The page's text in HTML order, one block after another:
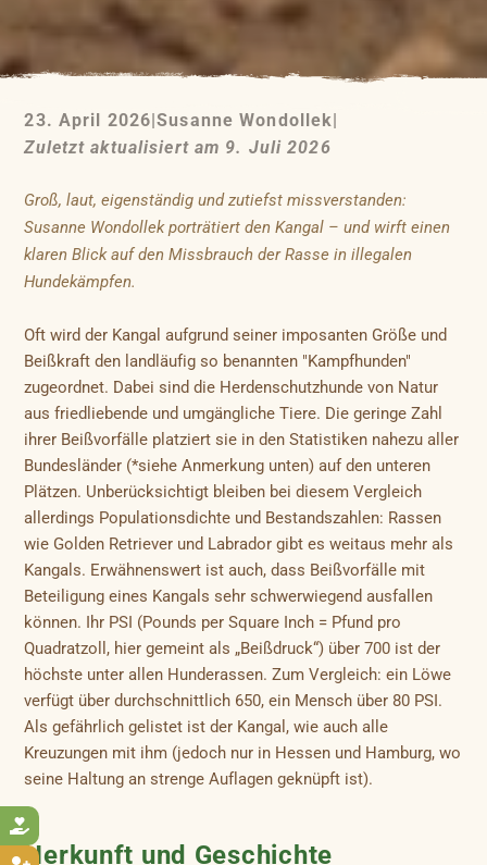

23. April 2026 |Susanne Wondollek
Zuletzt aktualisiert am 9. Juli 2026
Groß, laut, eigenständig und zutiefst missverstanden:
Susanne Wondollek porträtiert den Kangal – und wirft einen
klaren Blick auf den Missbrauch der Rasse in illegalen
Hundekämpfen.
Oft wird der Kangal aufgrund seiner imposanten Größe und
Beißkraft den landläufig so benannten "Kampfhunden"
zugeordnet. Dabei sind die Herdenschutzhunde von Natur
aus friedliebende und umgängliche Tiere. Die geringe Zahl
ihrer Beißvorfälle platziert sie in den Statistiken nahezu aller
Bundesländer (*siehe Anmerkung unten) auf den unteren
Plätzen. Unberücksichtigt bleiben bei diesem Vergleich
allerdings Populationsdichte und Bestandszahlen: Rassen
wie Golden Retriever und Labrador gibt es weitaus mehr als
Kangals. Erwähnenswert ist auch, dass Beißvorfälle mit
Beteiligung eines Kangals sehr schwerwiegend ausfallen
können. Ihr PSI (Pounds per Square Inch = Pfund pro
Quadratzoll, hier gemeint als „Beißdruck“) über 700 ist der
höchste unter allen Hunderassen. Zum Vergleich: ein Löwe
verfügt über durchschnittlich 650, ein Mensch über 80 PSI.
Als gefährlich gelistet ist der Kangal, wie auch alle
Kreuzungen mit ihm (jedoch nur in Hessen und Hamburg, wo
seine Haltung an strenge Auflagen geknüpft ist).
Herkunft und Geschichte